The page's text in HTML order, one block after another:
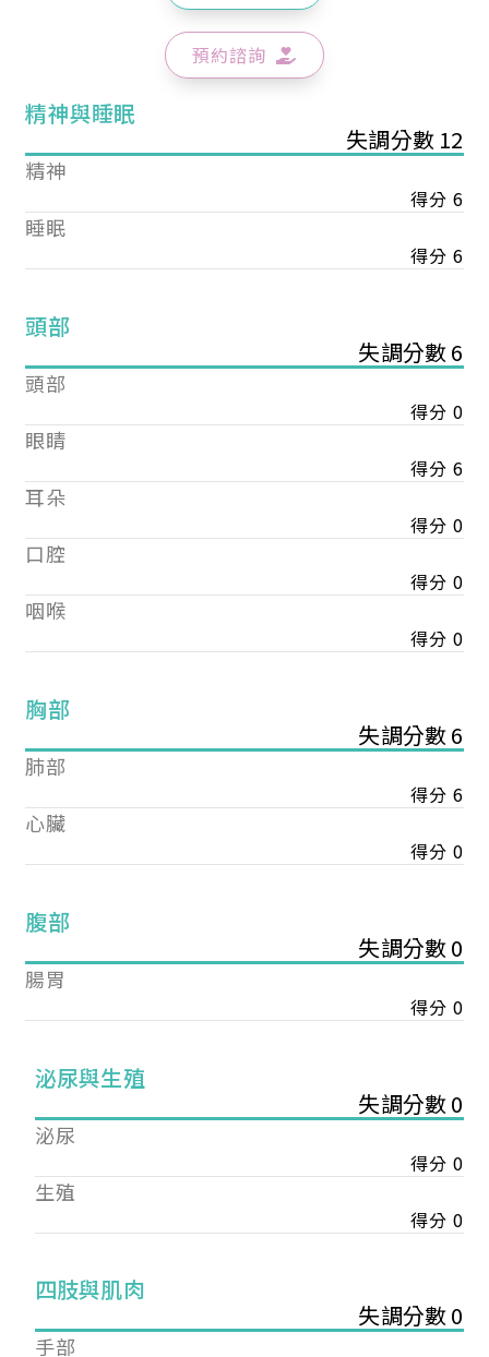
預約諮詢
精神與睡眠
失調分數 12
精神
得分 6
睡眠
得分 6
頭部
失調分數 6
頭部
得分 0
眼睛
得分 6
耳朵
得分 0
口腔
得分 0
咽喉
得分 0
胸部
失調分數 6
肺部
得分 6
心臟
得分 0
腹部
失調分數 0
腸胃
得分 0
泌尿與生殖
失調分數 0
泌尿
得分 0
生殖
得分 0
四肢與肌肉
失調分數 0
手部
您已成功送出會員申請
您好，您的會員申請，已成功送出，經本協會理事